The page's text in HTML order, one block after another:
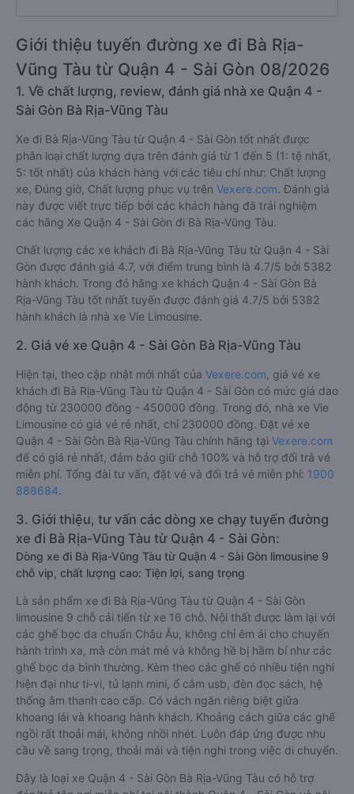
Giới thiệu tuyến đường xe đi Bà Rịa-
Vũng Tàu từ Quận 4 - Sài Gòn 08/2026
1. Về chất lượng, review, đánh giá nhà xe Quận 4 -
Sài Gòn Bà Rịa-Vũng Tàu
Xe đi Bà Rịa-Vũng Tàu từ Quận 4 - Sài Gòn tốt nhất được
phân loại chất lượng dựa trên đánh giá từ 1 đến 5 (1: tệ nhất,
5: tốt nhất) của khách hàng với các tiêu chí như: Chất lượng
xe, Đúng giờ, Chất lượng phục vụ trên Vexere.com. Đánh giá
này được viết trực tiếp bởi các khách hàng đã trải nghiệm
các hãng Xe Quận 4 - Sài Gòn đi Bà Rịa-Vũng Tàu.
Chất lượng các xe khách đi Bà Rịa-Vũng Tàu từ Quận 4 - Sài
Gòn được đánh giá 4.7, với điểm trung bình là 4.7/5 bởi 5382
hành khách. Trong đó hãng xe khách Quận 4 - Sài Gòn Bà
Rịa-Vũng Tàu tốt nhất tuyến được đánh giá 4.7/5 bởi 5382
hành khách là nhà xe Vie Limousine.
2. Giá vé xe Quận 4 - Sài Gòn Bà Rịa-Vũng Tàu
Hiện tại, theo cập nhật mới nhất của Vexere.com , giá vé xe
khách đi Bà Rịa-Vũng Tàu từ Quận 4 - Sài Gòn có mức giá dao
động từ 230000 đồng - 450000 đồng. Trong đó, nhà xe Vie
Limousine có giá vé rẻ nhất, chỉ 230000 đồng. Đặt vé xe
Quận 4 - Sài Gòn Bà Rịa-Vũng Tàu chính hãng tại Vexere.com
để có giá rẻ nhất, đảm bảo giữ chỗ 100% và hỗ trợ đổi trả vé
miễn phí. Tổng đài tư vấn, đặt vé và đổi trả vé miễn phí: 1900
888684.
3. Giới thiệu, tư vấn các dòng xe chạy tuyến đường
xe đi Bà Rịa-Vũng Tàu từ Quận 4 - Sài Gòn:
Dòng xe đi Bà Rịa-Vũng Tàu từ Quận 4 - Sài Gòn limousine 9
chỗ vip, chất lượng cao: Tiện lợi, sang trọng
Là sản phẩm xe đi Bà Rịa-Vũng Tàu từ Quận 4 - Sài Gòn
limousine 9 chỗ cải tiến từ xe 16 chỗ. Nội thất được làm lại với
các ghế bọc da chuẩn Châu Âu, không chỉ êm ái cho chuyến
hành trình xa, mà còn mát mẻ và không hề bị hầm bí như các
ghế bọc da bình thường. Kèm theo các ghế có nhiều tiện nghi
hiện đại như ti-vi, tủ lạnh mini, ổ cắm usb, đèn đọc sách, hệ
thống âm thanh cao cấp. Có vách ngăn riêng biệt giữa
khoang lái và khoang hành khách. Khoảng cách giữa các ghế
ngồi rất thoải mái, không nhồi nhét. Luôn đáp ứng được nhu
cầu về sang trọng, thoải mái và tiện nghi trong việc di chuyển.
Đây là loại xe Quận 4 - Sài Gòn Bà Rịa-Vũng Tàu có hỗ trợ